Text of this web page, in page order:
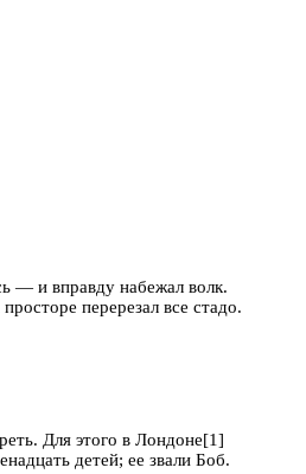
— и вправду набежал волк.
перерезал все стадо.
Для этого в Лондоне[1]
детей; ее звали Боб.